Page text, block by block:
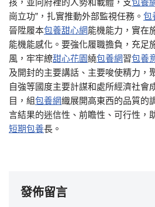
孩，並向府裡的人勢和載體，支包養
崗立功”，扎實推動外部監視任務。 包
晉陞履本包養甜心網能機能力，實在
能機能感化。要強化履職擔負，充足
風，牢牢繚甜心花園繞包養網習包養
及開封的主要講話、主要唆使精力，
自強等國度主要計謀和處所經濟社會
目，組包養網織展開高東西的品質的
言結果的迷信性、前瞻性、可行性，
短期包養長。
發佈留言